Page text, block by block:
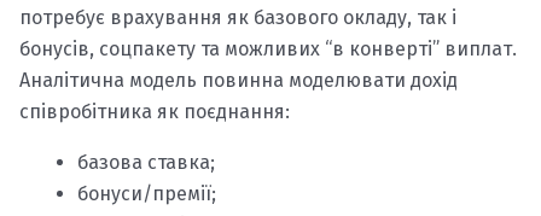
потребує врахування як базового окладу, так і
бонусів, соцпакету та можливих “в конверті” виплат.
Аналітична модель повинна моделювати дохід
співробітника як поєднання:
базова ставка;
бонуси/премії;